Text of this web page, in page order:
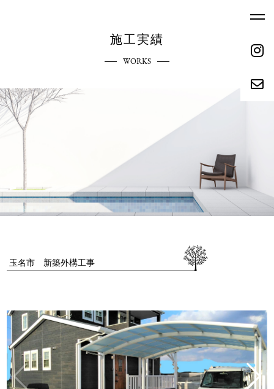
エクステリアへのこだわり
REQUEST FLOW
参考価格
REFERENCE PRICE
施工実績
ABOUT
お問い合わせ ブログ
INFORMATION INSTAGRAM
オンラインショップ
ONLINE SHOP
施工実績
WORKS
玉名市 新築外構工事